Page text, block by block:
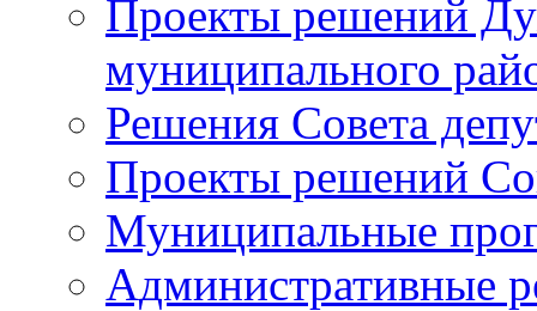
Проекты решений
муниципального
Решения Совета
Проекты решений
Муниципальные
Административные